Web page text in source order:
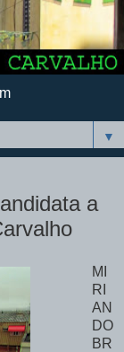
▼
a
MI
RI
AN
DO
BR